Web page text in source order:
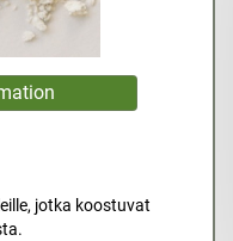
jotka koostuvat